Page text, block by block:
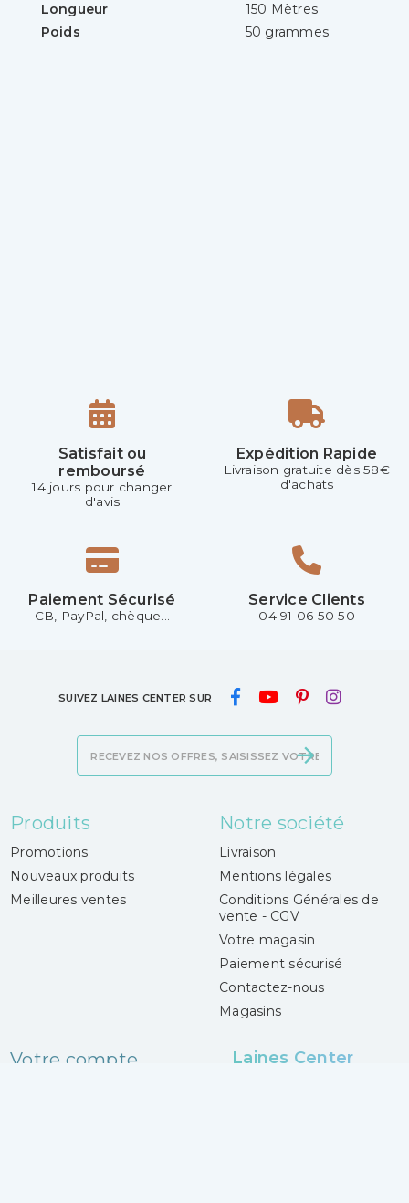
Longueur
150 Mètres
Poids
50 grammes
Satisfait ou
remboursé
14 jours pour changer
d'avis
Expédition Rapide
Livraison gratuite dès 58€
d'achats
Paiement Sécurisé
CB, PayPal, chèque...
Service Clients
04 91 06 50 50
SUIVEZ LAINES CENTER SUR
Produits
Promotions
Nouveaux produits
Meilleures ventes
Notre société
Livraison
Mentions légales
Conditions Générales de
vente - CGV
Votre magasin
Paiement sécurisé
Contactez-nous
Magasins
Votre compte Laines Center